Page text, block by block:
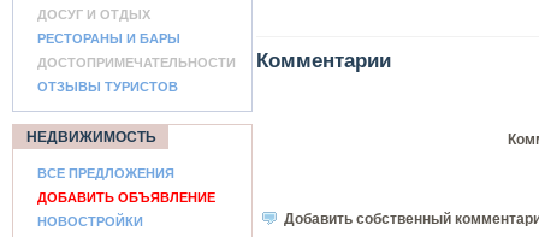
ДОСУГ И ОТДЫХ
РЕСТОРАНЫ И БАРЫ
ДОСТОПРИМЕЧАТЕЛЬНОСТИ
ОТЗЫВЫ ТУРИСТОВ
НЕДВИЖИМОСТЬ
ВСЕ ПРЕДЛОЖЕНИЯ
ДОБАВИТЬ ОБЪЯВЛЕНИЕ
НОВОСТРОЙКИ
Комментарии
Добавить собственный